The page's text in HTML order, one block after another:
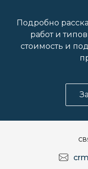
Подробно
работ и
стоимость и